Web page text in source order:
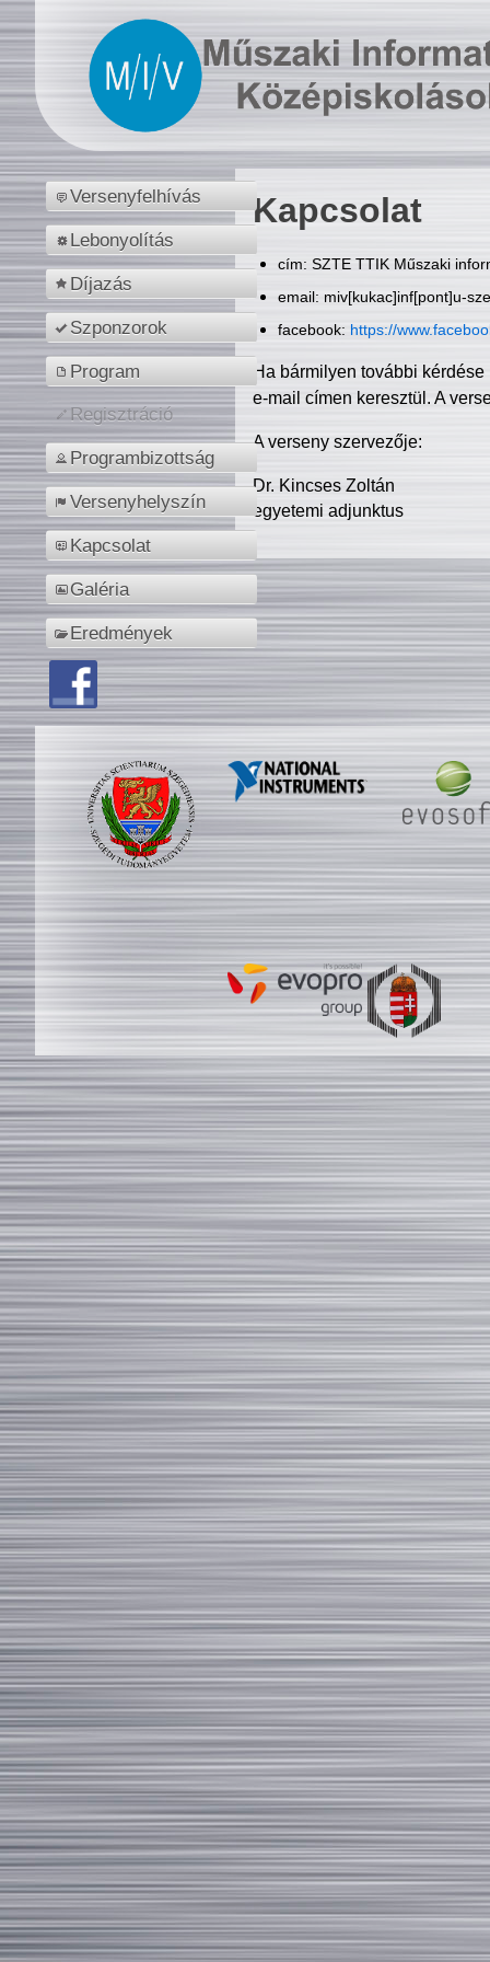
Versenyfelhívás
Lebonyolítás
Díjazás
Szponzorok
Program
Regisztráció
Programbizottság
Versenyhelyszín
Kapcsolat
Galéria
Eredmények
Kapcsolat
cím: SZTE TTIK Műszaki
email: miv[kukac]inf[pont]u-
facebook: https://
Ha bármilyen további
e-mail címen keresztül. A
A verseny szervezője:
Dr. Kincses Zoltán
egyetemi adjunktus